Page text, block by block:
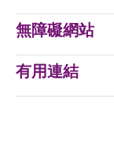
無障礙網站
有用連結